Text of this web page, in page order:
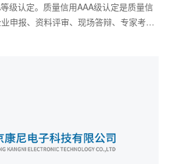
级认定。质量信用AAA级认定是质量信
申报、资料评审、现场答辩、专家考